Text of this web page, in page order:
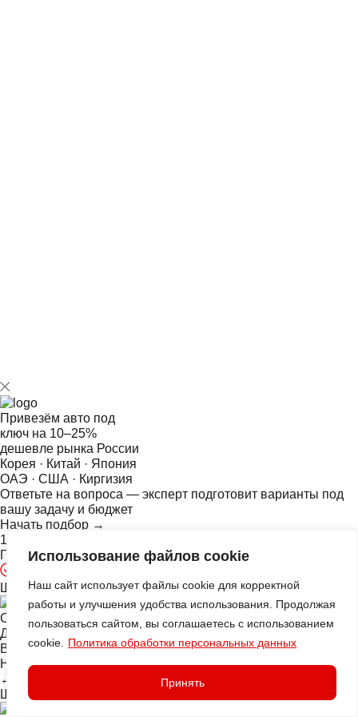
Использование файлов cookie
Наш сайт использует файлы cookie для корректной
работы и улучшения удобства использования. Продолжая
пользоваться сайтом, вы соглашаетесь с использованием
cookie.
Политика обработки персональных данных
Принять
Привезём авто под
ключ на 10–25%
дешевле рынка России
Корея · Китай · Япония
ОАЭ · США · Киргизия
Ответьте на вопроса — эксперт подготовит варианты под
вашу задачу и бюджет
Начать подбор →
10 лет на рынке
Гарантия вплоть до выкупа
Шаг 1 из
С машиной уже определились?
Да, знаю конкретную модель
Выбираю из нескольких
Нужна помощь с подбором
← Назад
Шаг из